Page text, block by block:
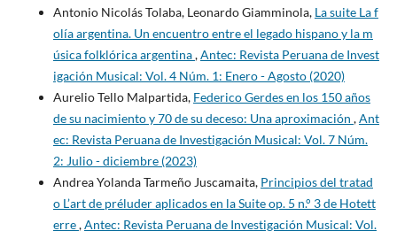
Antonio Nicolás Tolaba, Leonardo Giamminola, La suite La f
olía argentina. Un encuentro entre el legado hispano y la m
úsica folklórica argentina,Antec: Revista Peruana de Invest
igación Musical: Vol. 4 Núm. 1: Enero - Agosto (2020)
Aurelio Tello Malpartida, Federico Gerdes en los 150 años
de su nacimiento y 70 de su deceso: Una aproximación ,Ant
ec: Revista Peruana de Investigación Musical: Vol. 7 Núm.
2: Julio - diciembre (2023)
Andrea Yolanda Tarmeño Juscamaita, Principios del tratad
o L’art de préluder aplicados en la Suite op. 5 n.° 3 de Hotett
erre,Antec: Revista Peruana de Investigación Musical: Vol.